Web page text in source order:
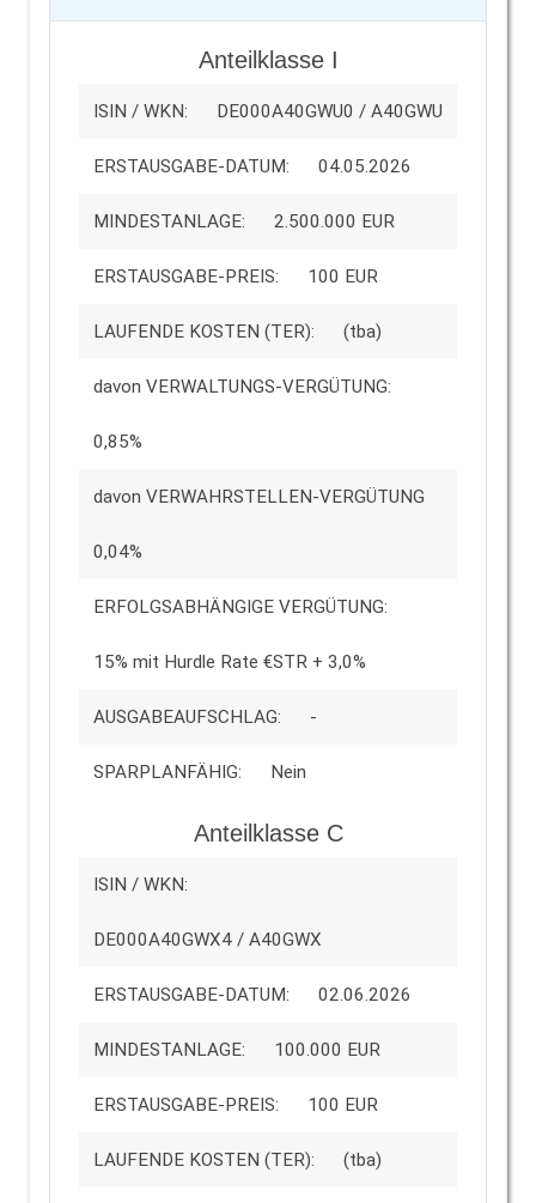
Anteilklasse I
ISIN / WKN: DE000A40GWU0 / A40GWU
ERSTAUSGABE-DATUM: 04.05.2026
MINDESTANLAGE: 2.500.000 EUR
ERSTAUSGABE-PREIS: 100 EUR
LAUFENDE KOSTEN (TER): (tba)
davon VERWALTUNGS-VERGÜTUNG:
0,85%
davon VERWAHRSTELLEN-VERGÜTUNG
0,04%
ERFOLGSABHÄNGIGE VERGÜTUNG:
15% mit Hurdle Rate €STR + 3,0%
AUSGABEAUFSCHLAG: -
SPARPLANFÄHIG: Nein
Anteilklasse C
ISIN / WKN:
DE000A40GWX4 / A40GWX
ERSTAUSGABE-DATUM: 02.06.2026
MINDESTANLAGE: 100.000 EUR
ERSTAUSGABE-PREIS: 100 EUR
LAUFENDE KOSTEN (TER): (tba)